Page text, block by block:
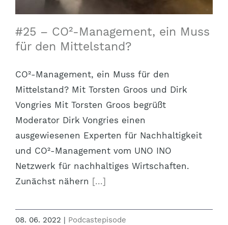
#25 – CO²-Management, ein Muss
für den Mittelstand?
CO²-Management, ein Muss für den
Mittelstand? Mit Torsten Groos und Dirk
Vongries Mit Torsten Groos begrüßt
Moderator Dirk Vongries einen
ausgewiesenen Experten für Nachhaltigkeit
und CO²-Management vom UNO INO
Netzwerk für nachhaltiges Wirtschaften.
Zunächst nähern [...]
08. 06. 2022 | Podcastepisode